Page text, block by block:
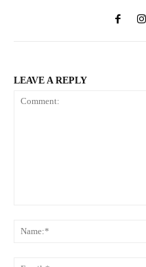
LEAVE A REPLY